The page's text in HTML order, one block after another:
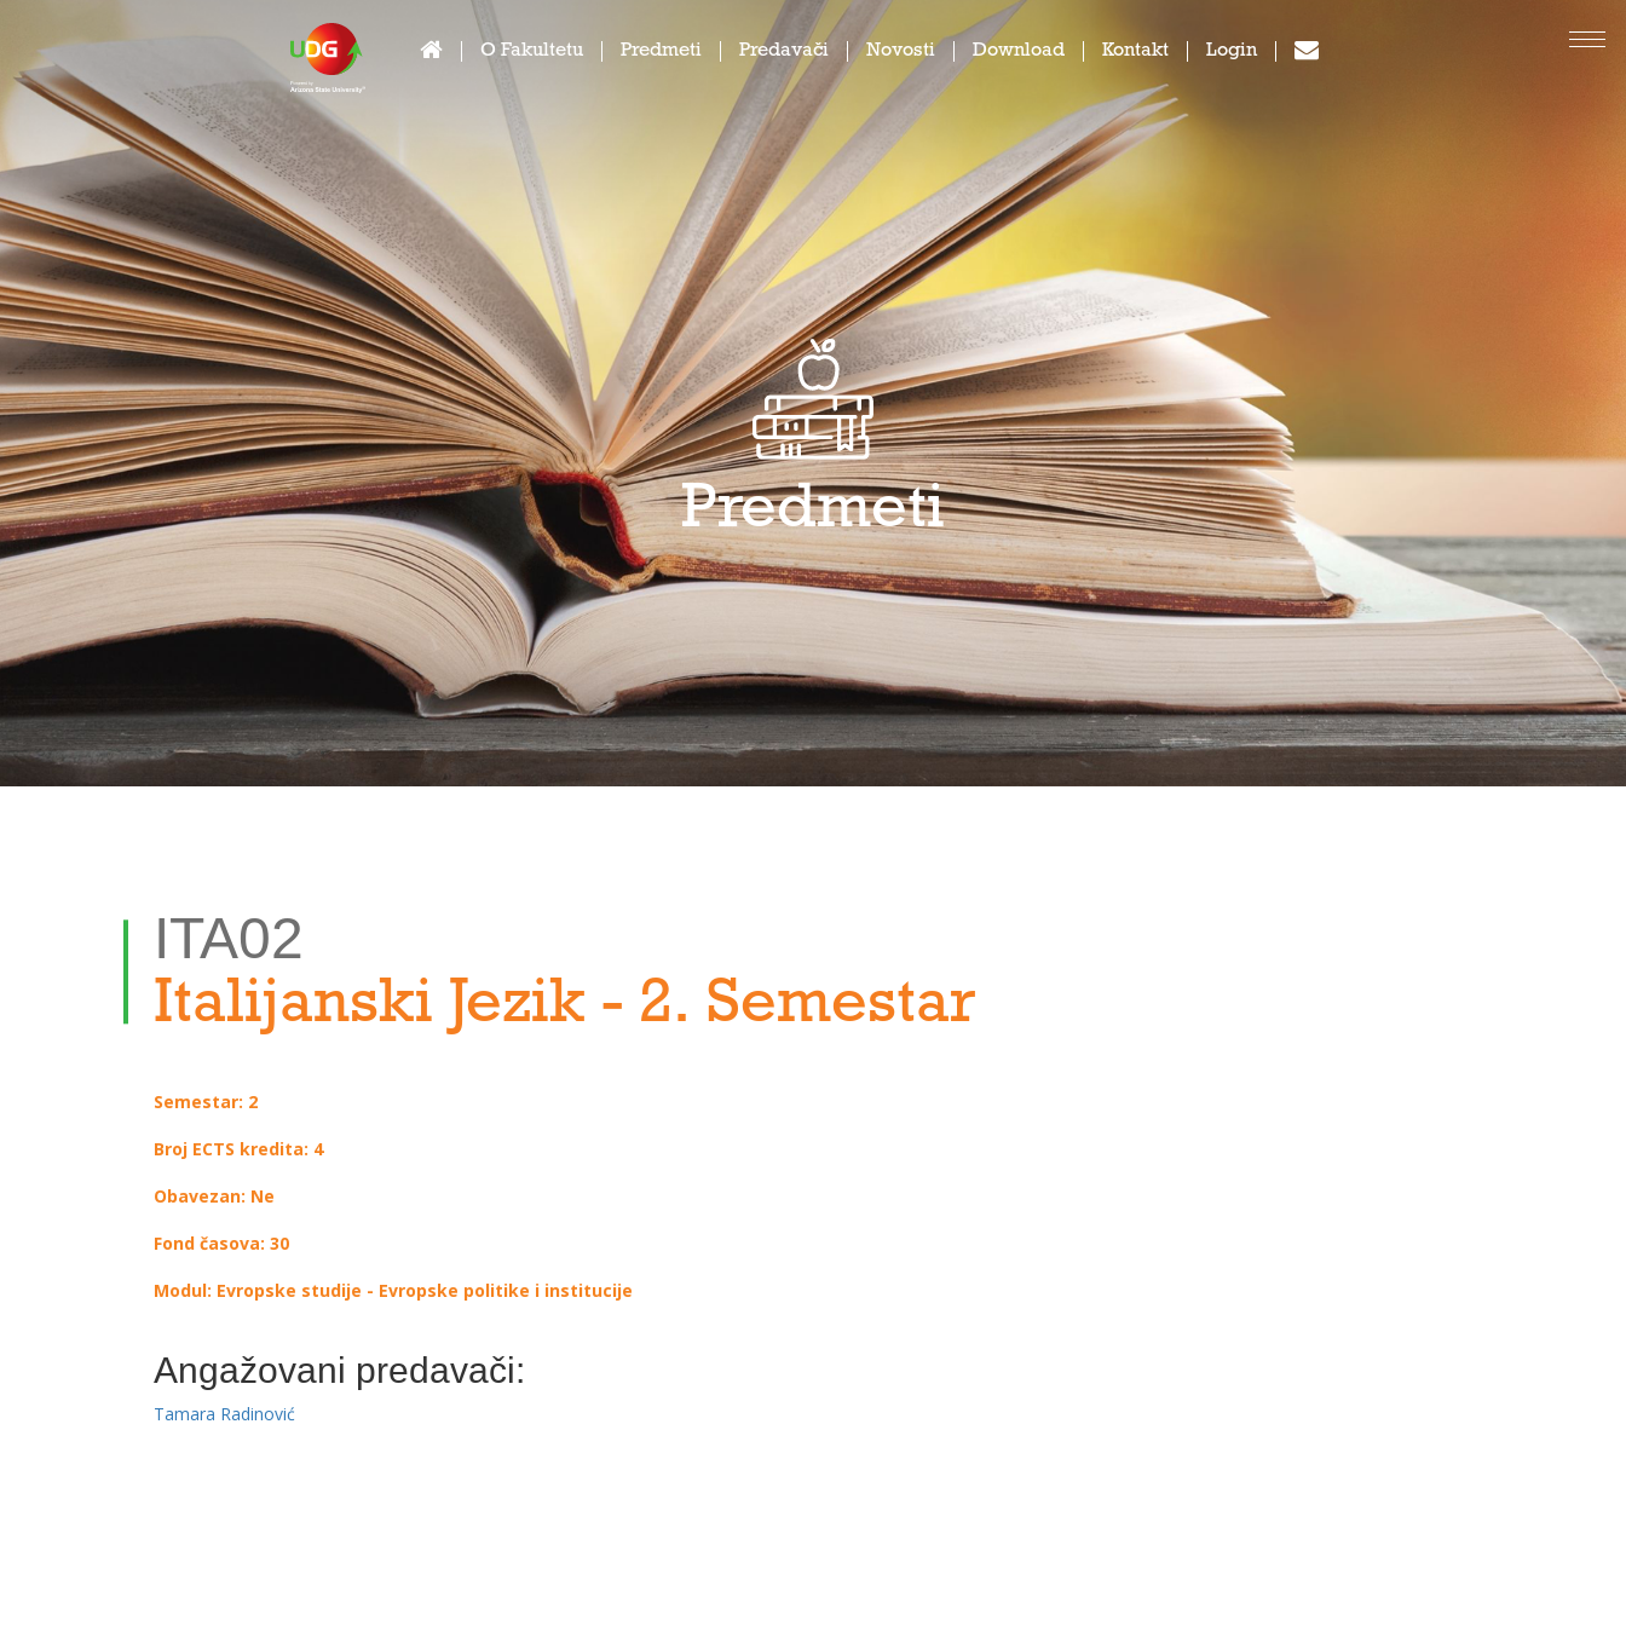
O Fakultetu Predmeti Predavači Novosti Download Kontakt Login
Predmeti
ITA02
Italijanski Jezik - 2. Semestar
Semestar: 2
Broj ECTS kredita: 4
Obavezan: Ne
Fond časova: 30
Modul: Evropske studije - Evropske politike i institucije
Angažovani predavači:
Tamara Radinović